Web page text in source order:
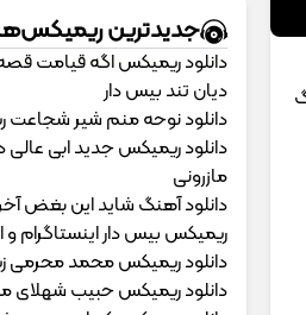
جدیدترین
دانلود ریمیکس اگه قیامت
دیان تند بیس دار
دانلود نوحه منم شیر شجاعت
دانلود ریمیکس جدید ابی عالی
مازرونی
دانلود آهنگ شاید این بغض
ریمیکس بیس دار اینستاگرام
دانلود ریمیکس محمد محرمی
دانلود ریمیکس حبیب شهلای